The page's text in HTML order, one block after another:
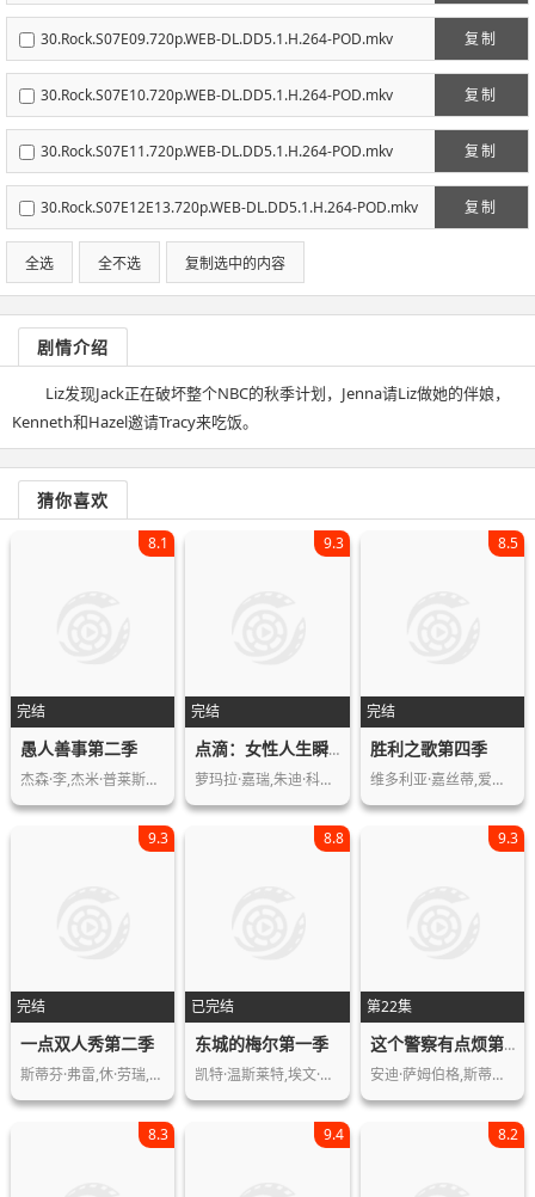
复制
30.Rock.S07E09.720p.WEB-DL.DD5.1.H.264-POD.mkv
复制
30.Rock.S07E10.720p.WEB-DL.DD5.1.H.264-POD.mkv
复制
30.Rock.S07E11.720p.WEB-DL.DD5.1.H.264-POD.mkv
复制
30.Rock.S07E12E13.720p.WEB-DL.DD5.1.H.264-POD.mkv
全选 全不选 复制选中的内容
剧情介绍
Liz发现Jack正在破坏整个NBC的秋季计划，Jenna请Liz做她的伴娘，
Kenneth和Hazel邀请Tracy来吃饭。
猜你喜欢
完结
8.1
愚人善事第二季
杰森·李,杰米·普莱斯利,伊桑·苏普利…
完结
9.3
点滴：女性人生瞬间第一季
萝玛拉·嘉瑞,朱迪·科默,雪莉·亨德森…
完结
8.5
胜利之歌第四季
维多利亚·嘉丝蒂,爱莉安娜·格兰德,伊…
完结
9.3
一点双人秀第二季
斯蒂芬·弗雷,休·劳瑞,雅基·波特斯万
已完结
8.8
东城的梅尔第一季
凯特·温斯莱特,埃文·彼得斯,朱丽安妮…
第22集
9.3
这个警察有点烦第四季
安迪·萨姆伯格,斯蒂芬妮·比翠丝,泰瑞…
8.3 9.4 8.2